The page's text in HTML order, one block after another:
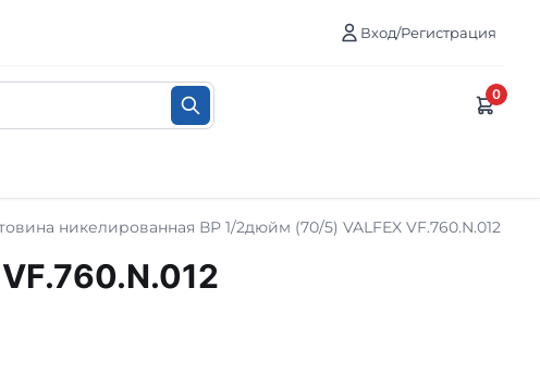
Вход/Регистрация
0
никелированная ВР 1/2дюйм (70/5) VALFEX VF.760.N.012